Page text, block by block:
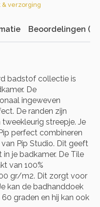
& verzorging
Beoordelingen (0)
badstof collectie is
De
ingeweven
De randen zijn
streepje. Je
perfect combineren
Pip Studio. Dit geeft
je badkamer. De Tile
van 100%
gr/m2. Dit zorgt voor
kan de badhanddoek
graden en hij kan ook